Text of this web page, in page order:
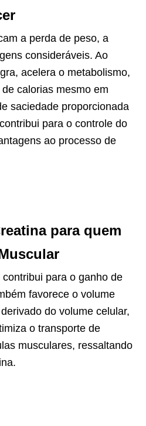
a perda de peso, a
consideráveis. Ao
acelera o metabolismo,
calorias mesmo em
saciedade proporcionada
para o controle do
ao processo de
para quem
para o ganho de
favorece o volume
do volume celular,
o transporte de
musculares, ressaltando